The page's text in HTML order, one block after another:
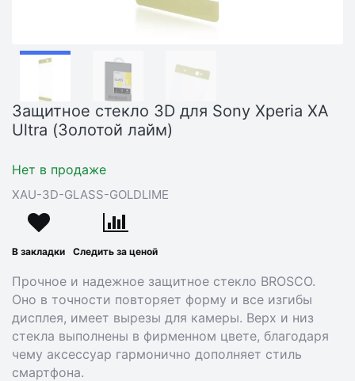
Защитное стекло 3D для Sony Xperia XA
Ultra (Золотой лайм)
Нет в продаже
XAU-3D-GLASS-GOLDLIME
В закладки Следить за ценой
Прочное и надежное защитное стекло BROSCO.
Оно в точности повторяет форму и все изгибы
дисплея, имеет вырезы для камеры. Верх и низ
стекла выполнены в фирменном цвете, благодаря
чему аксессуар гармонично дополняет стиль
смартфона.